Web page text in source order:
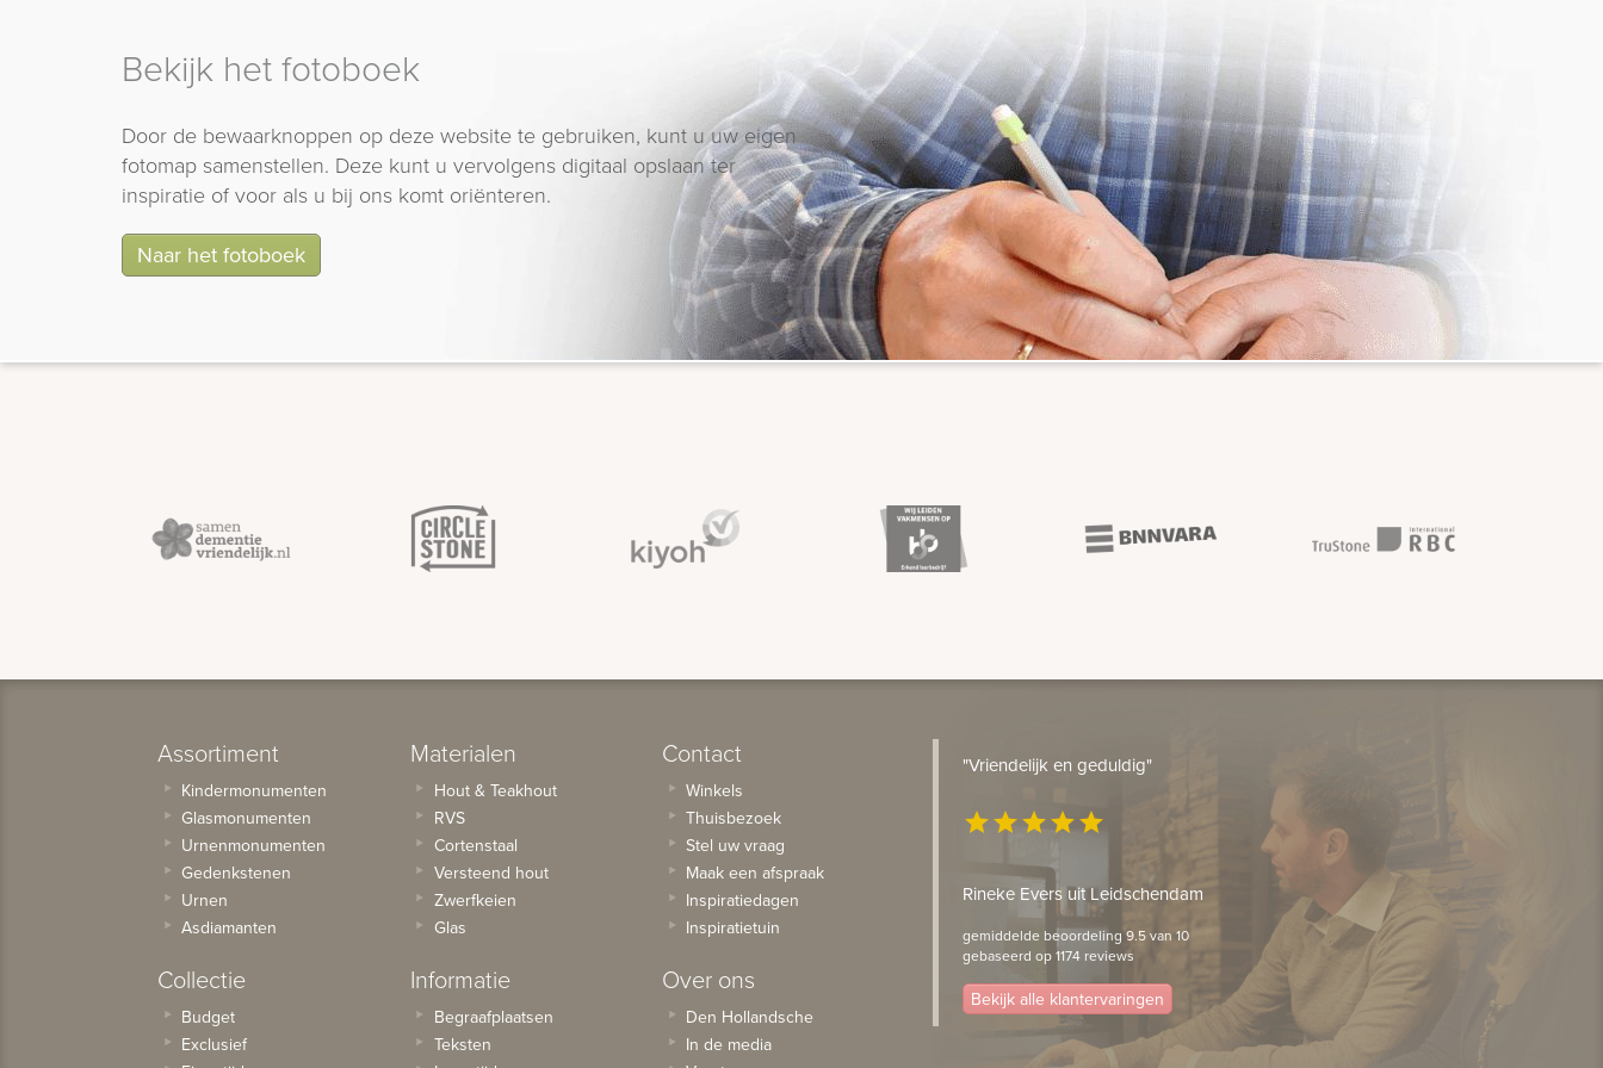
Bekijk het fotoboek
Door de bewaarknoppen op deze website te gebruiken, kunt u uw eigen
fotomap samenstellen. Deze kunt u vervolgens digitaal opslaan ter
inspiratie of voor als u bij ons komt oriënteren.
Naar het fotoboek
Assortiment
Kindermonumenten
Glasmonumenten
Urnenmonumenten
Gedenkstenen
Urnen
Asdiamanten
Collectie
Budget
Exclusief
Materialen
Hout & Teakhout
RVS
Cortenstaal
Versteend hout
Zwerfkeien
Glas
Informatie
Begraafplaatsen
Teksten
Contact
Winkels
Thuisbezoek
Stel uw vraag
Maak een afspraak
Inspiratiedagen
Inspiratietuin
Over ons
Den Hollandsche
In de media
"Vriendelijk en geduldig"
starstarstarstarstar
Rineke Evers uit Leidschendam
gemiddelde beoordeling 9.5 van 10
gebaseerd op 1174 reviews
Bekijk alle klantervaringen